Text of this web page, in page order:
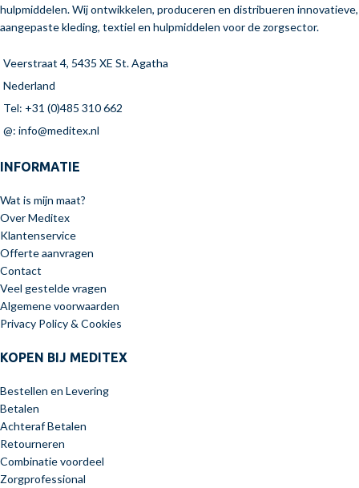
hulpmiddelen. Wij ontwikkelen, produceren en distribueren innovatieve,
aangepaste kleding, textiel en hulpmiddelen voor de zorgsector.
Veerstraat 4, 5435 XE St. Agatha
Nederland
Tel: +31 (0)485 310 662
@: info@meditex.nl
INFORMATIE
Wat is mijn maat?
Over Meditex
Klantenservice
Offerte aanvragen
Contact
Veel gestelde vragen
Algemene voorwaarden
Privacy Policy & Cookies
KOPEN BIJ MEDITEX
Bestellen en Levering
Betalen
Achteraf Betalen
Retourneren
Combinatie voordeel
Zorgprofessional